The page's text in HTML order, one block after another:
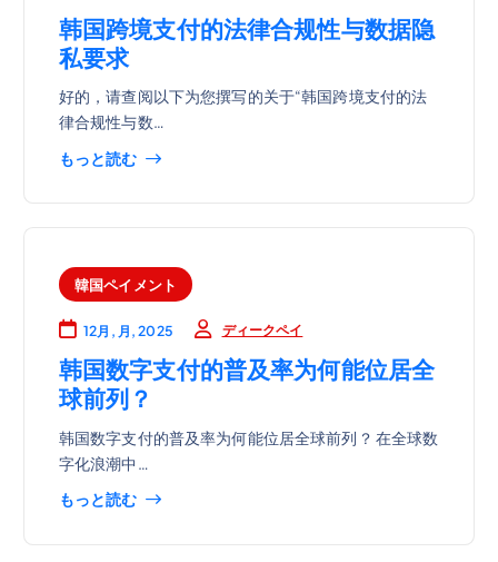
韩国跨境支付的法律合规性与数据隐
私要求
好的，请查阅以下为您撰写的关于“韩国跨境支付的法
律合规性与数…
もっと読む
韓国ペイメント
12月, 月, 2025 ディークペイ
韩国数字支付的普及率为何能位居全
球前列？
韩国数字支付的普及率为何能位居全球前列？ 在全球数
字化浪潮中…
もっと読む